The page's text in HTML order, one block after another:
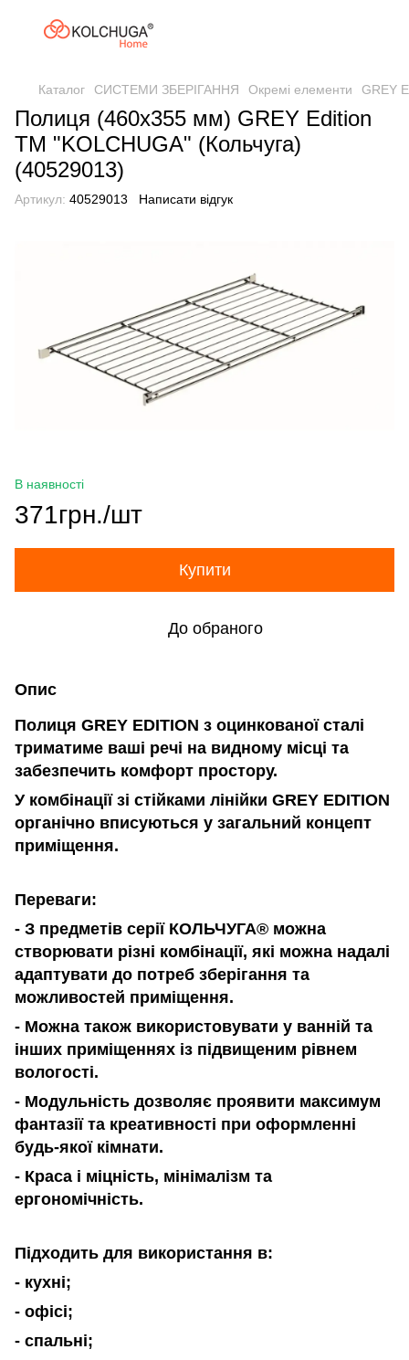
Каталог СИСТЕМИ ЗБЕРІГАННЯ Окремі елементи GREY
Полиця (460х355 мм) GREY Edition
ТМ "KOLCHUGA" (Кольчуга)
(40529013)
Артикул: 40529013 Написати відгук
В наявності
371грн./шт
Купити
До обраного
Опис
Полиця GREY EDITION з оцинкованої сталі
триматиме ваші речі на видному місці та
забезпечить комфорт простору.
У комбінації зі стійками лінійки GREY EDITION
органічно вписуються у загальний концепт
приміщення.
Переваги:
- З предметів серії КОЛЬЧУГА® можна
створювати різні комбінації, які можна надалі
адаптувати до потреб зберігання та
можливостей приміщення.
- Можна також використовувати у ванній та
інших приміщеннях із підвищеним рівнем
вологості.
- Модульність дозволяє проявити максимум
фантазії та креативності при оформленні
будь-якої кімнати.
- Краса і міцність, мінімалізм та
ергономічність.
Підходить для використання в:
- кухні;
- офісі;
- спальні;